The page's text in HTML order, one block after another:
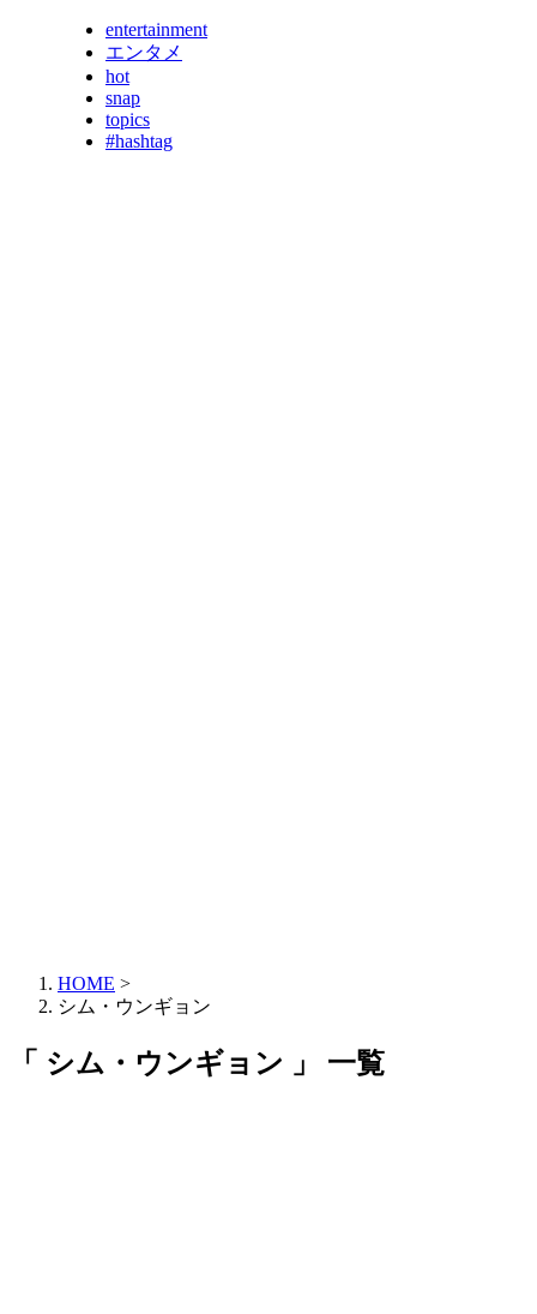
entertainment
エンタメ
hot
snap
topics
#hashtag
HOME >
シム・ウンギョン
「 シム・ウンギョン 」 一覧